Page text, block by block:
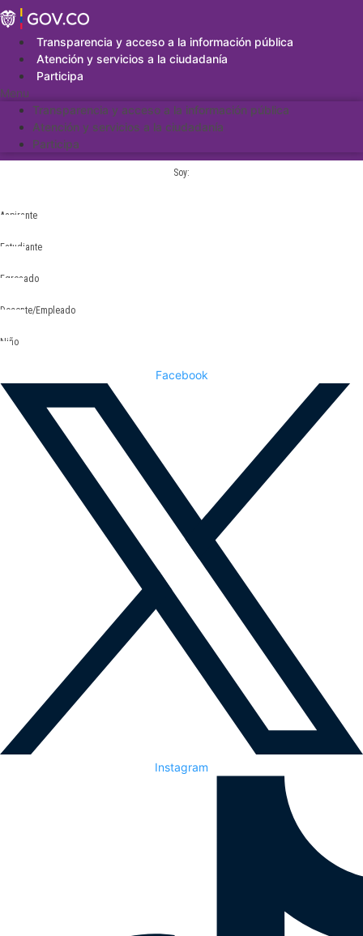
Saltar
al
contenidoTransparencia y acceso a la información pública
Atención y servicios a la ciudadanía
Participa
Menu
Transparencia y acceso a la información pública
Atención y servicios a la ciudadanía
Participa
Soy:
Aspirante
Estudiante
Egresado
Docente/Empleado
Niño
Facebook
Instagram